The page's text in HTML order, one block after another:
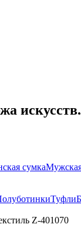
сумка
Туфли
Z-401070